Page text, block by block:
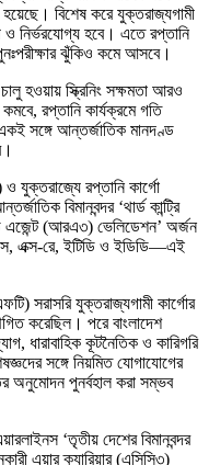
বিশেষ করে যুক্তরাজ্যগামী
ও নির্ভরযোগ্য হবে। এতে রপ্তানি
ঝুঁকিও কমে আসবে।
হওয়ায় স্ক্রিনিং সক্ষমতা আরও
রপ্তানি কার্যক্রমে গতি
সঙ্গে আন্তর্জাতিক মানদণ্ড
যুক্তরাজ্যে রপ্তানি কার্গো
বিমানবন্দর‘থার্ড কান্ট্রি
এজেন্ট (আরএ৩) ভেলিডেশন’ অর্জন
এক্স-রে, ইটিডি ও ইডিডি—এই
সরাসরি যুক্তরাজ্যগামী কার্গোর
করেছিল। পরেবাংলাদেশ
ধারাবাহিক কূটনৈতিক ও কারিগরি
সঙ্গে নিয়মিত যোগাযোগের
অনুমোদন পুনর্বহাল করা সম্ভব
‘তৃতীয় দেশের বিমানবন্দর
এয়ার ক্যারিয়ার (এসিসি৩)